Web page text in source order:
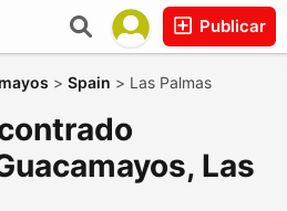
Publicar
> Spain > Las Palmas
Las